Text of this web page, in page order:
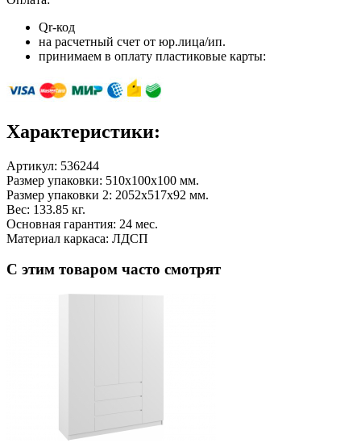
Qr-код
на расчетный счет от юр.лица/ип.
принимаем в оплату пластиковые карты:
Характеристики:
Артикул: 536244
Размер упаковки: 510х100х100 мм.
Размер упаковки 2: 2052х517х92 мм.
Вес: 133.85 кг.
Основная гарантия: 24 мес.
Материал каркаса: ЛДСП
С этим товаром часто смотрят